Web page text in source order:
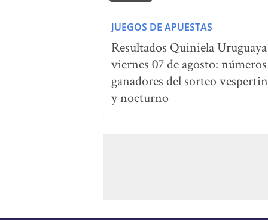
JUEGOS DE APUESTAS
Resultados Quiniela Uruguaya
viernes 07 de agosto: números
ganadores del sorteo
y nocturno